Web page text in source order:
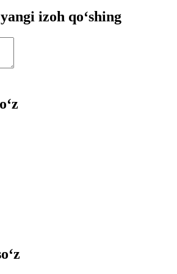
izoh qo‘shing